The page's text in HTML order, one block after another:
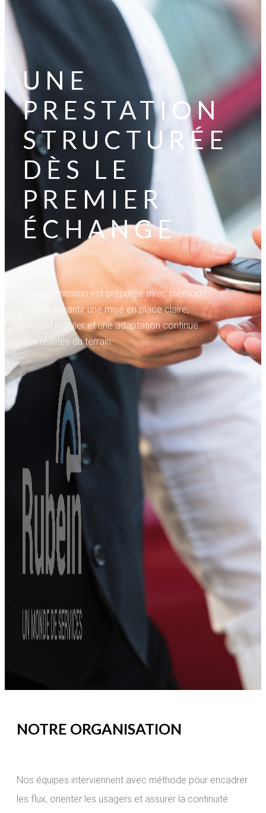
UNE
PRESTATION
STRUCTURÉE
DÈS LE
PREMIER
ÉCHANGE
Chaque mission est préparée avec méthode
afin de garantir une mise en place claire,
un suivi régulier et une adaptation continue
aux réalités du terrain.
NOTRE ORGANISATION
Nos équipes interviennent avec méthode pour encadrer
les flux, orienter les usagers et assurer la continuité